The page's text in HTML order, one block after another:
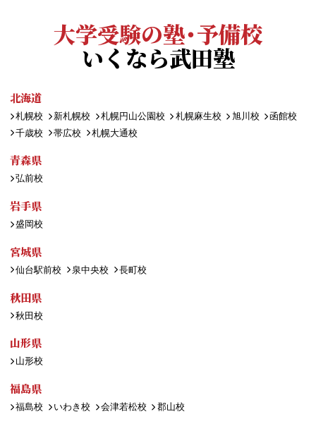
大学受験の塾・予備校
いくなら武田塾
北海道
札幌校 新札幌校 札幌円山公園校 札幌麻生校 旭川校
函館校
千歳校
帯広校 札幌大通校
青森県
弘前校
岩手県
盛岡校
宮城県
仙台駅前校 泉中央校 長町校
秋田県
秋田校
山形県
山形校
福島県
福島校 いわき校 会津若松校 郡山校